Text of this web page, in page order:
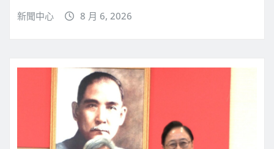
新聞中心 8 月 6, 2026